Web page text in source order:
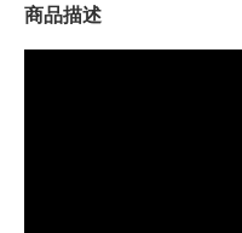
商品描述